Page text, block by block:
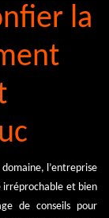
la
l’entreprise
irréprochable et bien
de conseils pour